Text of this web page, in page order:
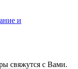
и
свяжутся с Вами.